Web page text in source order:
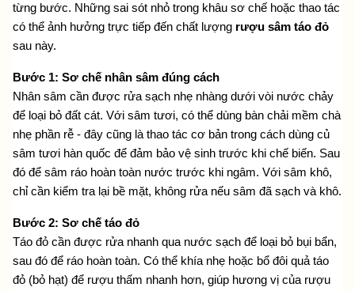
từng bước. Những sai sót nhỏ trong khâu sơ chế hoặc thao tác
có thể ảnh hưởng trực tiếp đến chất lượng rượu sâm táo đỏ
sau này.
Bước 1: Sơ chế nhân sâm đúng cách
Nhân sâm cần được rửa sạch nhẹ nhàng dưới vòi nước chảy
để loại bỏ đất cát. Với sâm tươi, có thể dùng bàn chải mềm chà
nhẹ phần rễ - đây cũng là thao tác cơ bản trong cách dùng củ
sâm tươi hàn quốc để đảm bảo vệ sinh trước khi chế biến. Sau
đó để sâm ráo hoàn toàn nước trước khi ngâm. Với sâm khô,
chỉ cần kiểm tra lại bề mặt, không rửa nếu sâm đã sạch và khô.
Bước 2: Sơ chế táo đỏ
Táo đỏ cần được rửa nhanh qua nước sạch để loại bỏ bụi bẩn,
sau đó để ráo hoàn toàn. Có thể khía nhẹ hoặc bổ đôi quả táo
đỏ (bỏ hạt) để rượu thấm nhanh hơn, giúp hương vị của rượu